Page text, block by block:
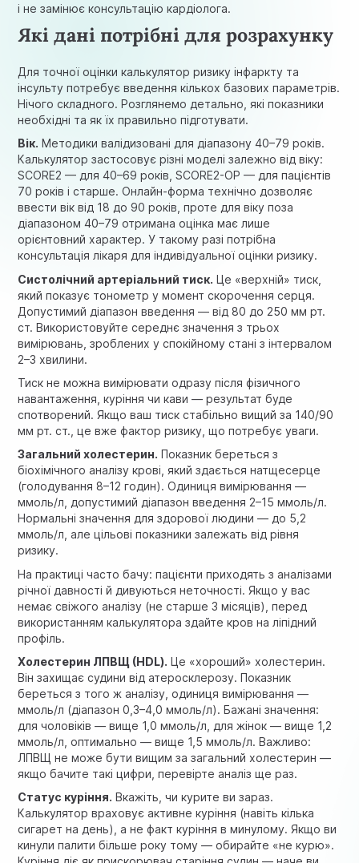
і не замінює консультацію кардіолога.
Які дані потрібні для розрахунку
Для точної оцінки калькулятор ризику інфаркту та
інсульту потребує введення кількох базових параметрів.
Нічого складного. Розглянемо детально, які показники
необхідні та як їх правильно підготувати.
Вік. Методики валідизовані для діапазону 40–79 років.
Калькулятор застосовує різні моделі залежно від віку:
SCORE2 — для 40–69 років, SCORE2-OP — для пацієнтів
70 років і старше. Онлайн-форма технічно дозволяє
ввести вік від 18 до 90 років, проте для віку поза
діапазоном 40–79 отримана оцінка має лише
орієнтовний характер. У такому разі потрібна
консультація лікаря для індивідуальної оцінки ризику.
Систолічний артеріальний тиск. Це «верхній» тиск,
який показує тонометр у момент скорочення серця.
Допустимий діапазон введення — від 80 до 250 мм рт.
ст. Використовуйте середнє значення з трьох
вимірювань, зроблених у спокійному стані з інтервалом
2–3 хвилини.
Тиск не можна вимірювати одразу після фізичного
навантаження, куріння чи кави — результат буде
спотворений. Якщо ваш тиск стабільно вищий за 140/90
мм рт. ст., це вже фактор ризику, що потребує уваги.
Загальний холестерин. Показник береться з
біохімічного аналізу крові, який здається натщесерце
(голодування 8–12 годин). Одиниця вимірювання —
ммоль/л, допустимий діапазон введення 2–15 ммоль/л.
Нормальні значення для здорової людини — до 5,2
ммоль/л, але цільові показники залежать від рівня
ризику.
На практиці часто бачу: пацієнти приходять з аналізами
річної давності й дивуються неточності. Якщо у вас
немає свіжого аналізу (не старше 3 місяців), перед
використанням калькулятора здайте кров на ліпідний
профіль.
Холестерин ЛПВЩ (HDL). Це «хороший» холестерин.
Він захищає судини від атеросклерозу. Показник
береться з того ж аналізу, одиниця вимірювання —
ммоль/л (діапазон 0,3–4,0 ммоль/л). Бажані значення:
для чоловіків — вище 1,0 ммоль/л, для жінок — вище 1,2
ммоль/л, оптимально — вище 1,5 ммоль/л. Важливо:
ЛПВЩ не може бути вищим за загальний холестерин —
якщо бачите такі цифри, перевірте аналіз ще раз.
Статус куріння. Вкажіть, чи курите ви зараз.
Калькулятор враховує активне куріння (навіть кілька
сигарет на день), а не факт куріння в минулому. Якщо ви
кинули палити більше року тому — обирайте «не курю».